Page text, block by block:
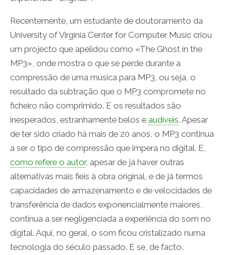
Recentemente, um estudante de doutoramento da
University of Virginia Center for Computer Music criou
um projecto que apelidou como «The Ghost in the
MP3», onde mostra o que se perde durante a
compressão de uma música para MP3, ou seja, o
resultado da subtração que o MP3 compromete no
ficheiro não comprimido. E os resultados são
inesperados, estranhamente belos e audíveis. Apesar
de ter sido criado há mais de 20 anos, o MP3 continua
a ser o tipo de compressão que impera no digital. E,
como refere o autor, apesar de já haver outras
alternativas mais fieis à obra original, e de já termos
capacidades de armazenamento e de velocidades de
transferência de dados exponencialmente maiores,
continua a ser negligenciada a experiência do som no
digital. Aqui, no geral, o som ficou cristalizado numa
tecnologia do século passado. E se, de facto,